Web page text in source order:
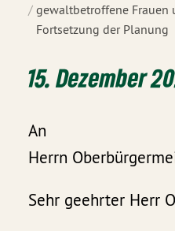
gewaltbetroffene Frauen
Fortsetzung der Planung
15. Dezember
An
Herrn
Sehr geehrter Herr